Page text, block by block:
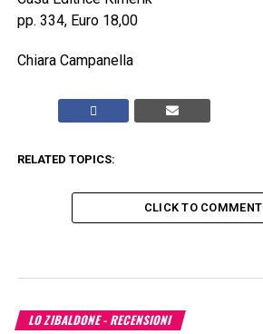
pp. 334, Euro 18,00
Chiara Campanella
RELATED TOPICS:
CLICK TO COMMENT
LO ZIBALDONE - RECENSIONI